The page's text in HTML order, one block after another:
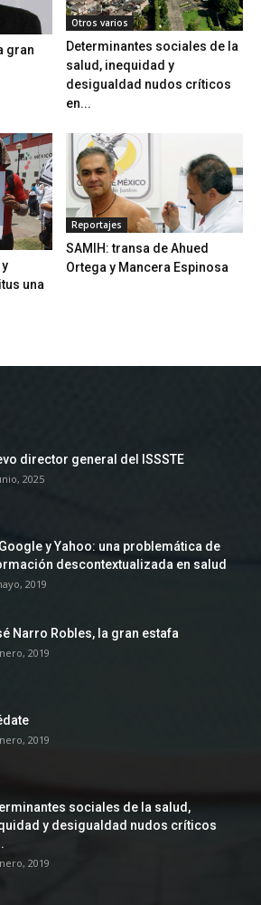
gran
Otros varios
Determinantes sociales de la
salud, inequidad y
desigualdad nudos críticos
en...
una
Reportajes
SAMIH: transa de Ahued
Ortega y Mancera Espinosa
director general del ISSSTE
2025
y Yahoo: una problemática de
descontextualizada en salud
2019
Narro Robles, la gran estafa
2019
2019
sociales de la salud,
y desigualdad nudos críticos
2019